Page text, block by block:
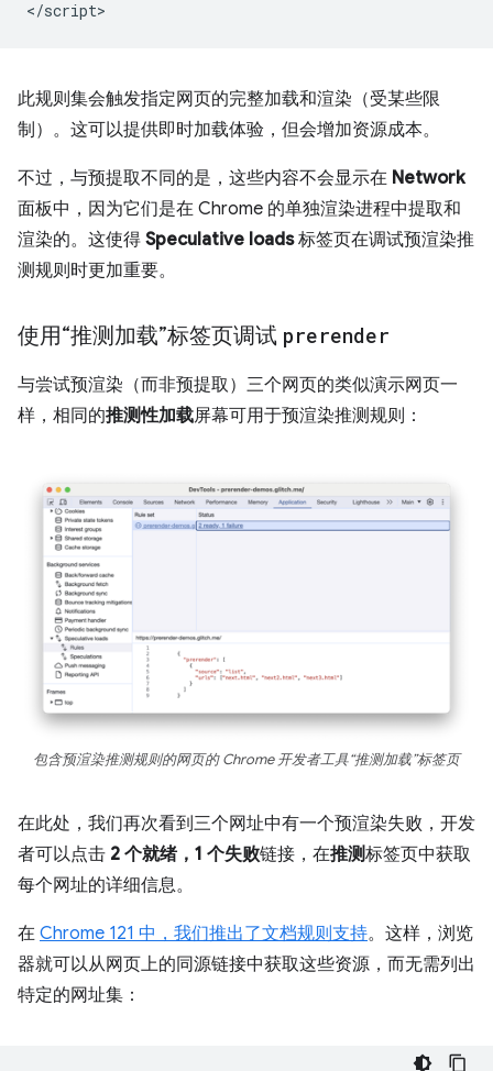
此规则集会触发指定网页的完整加载和渲染（受某些限
制）。这可以提供即时加载体验，但会增加资源成本。
不过，与预提取不同的是，这些内容不会显示在 Network
面板中，因为它们是在 Chrome 的单独渲染进程中提取和
渲染的。这使得 Speculative loads标签页在调试预渲染推
测规则时更加重要。
使用“推测加载”标签页调试 prerender
与尝试预渲染（而非预提取）三个网页的类似演示网页一
样，相同的推测性加载屏幕可用于预渲染推测规则：
包含预渲染推测规则的网页的 Chrome 开发者工具“推测加载”标签页
在此处，我们再次看到三个网址中有一个预渲染失败，开发
者可以点击 2 个就绪，1 个失败链接，在推测标签页中获取
每个网址的详细信息。
在 Chrome 121 中，我们推出了文档规则支持。这样，浏览
器就可以从网页上的同源链接中获取这些资源，而无需列出
特定的网址集：